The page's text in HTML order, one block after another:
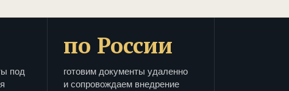
под
по России
готовим документы удаленно
и сопровождаем внедрение